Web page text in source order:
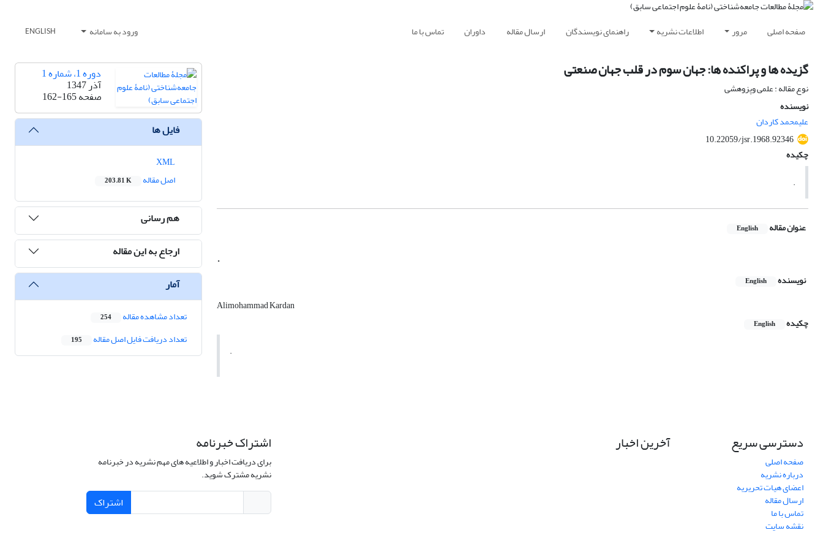
صفحه اصلی مرور اطلاعات نشریه راهنمای نویسندگان ارسال مقاله داوران تماس با ما ورود به سامانه ENGLISH
گزیده ها و پراکنده ها: جهان سوم در قلب جهان صنعتی
نوع مقاله : علمی وپزوهشی
نویسنده
علیمحمد کاردان
10.22059/jsr.1968.92346
چکیده
.
عنوان مقاله English
.
نویسنده English
Alimohammad Kardan
چکیده
English
.
دوره 1، شماره 1
آذر 1347
صفحه162-165
فایل ها
اصل مقاله
203.81 K
هم رسانی
ارجاع به این مقاله
آمار
تعداد مشاهده مقاله 254
تعداد دریافت فایل اصل مقاله 195
دسترسی سریع
صفحه اصلی
درباره نشریه
اعضای هیات تحریریه
ارسال مقاله
تماس با ما
نقشه سایت
آخرین اخبار اشتراک خبرنامه
برای دریافت اخبار و اطلاعیه های مهم نشریه در خبرنامه
نشریه مشترک شوید.
اشتراک